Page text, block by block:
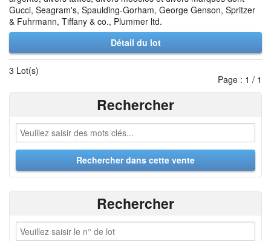
Gucci, Seagram's, Spaulding-Gorham, George Genson, Spritzer
& Fuhrmann, Tiffany & co., Plummer ltd.
Détail du lot
3 Lot(s)
Page : 1 / 1
Rechercher
Rechercher